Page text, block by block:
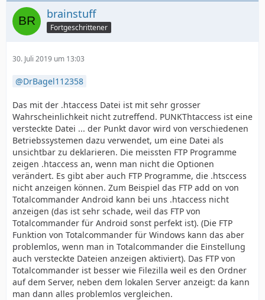
brainstuff
Fortgeschrittener
30. Juli 2019 um 13:03
DrBagel112358
Das mit der .htaccess Datei ist mit sehr grosser
Wahrscheinlichkeit nicht zutreffend. PUNKThtaccess ist eine
versteckte Datei ... der Punkt davor wird von verschiedenen
Betriebssystemen dazu verwendet, um eine Datei als
unsichtbar zu deklarieren. Die meissten FTP Programme
zeigen .htaccess an, wenn man nicht die Optionen
verändert. Es gibt aber auch FTP Programme, die .htsccess
nicht anzeigen können. Zum Beispiel das FTP add on von
Totalcommander Android kann bei uns .htaccess nicht
anzeigen (das ist sehr schade, weil das FTP von
Totalcommander für Android sonst perfekt ist). (Die FTP
Funktion von Totalcommander für Windows kann das aber
problemlos, wenn man in Totalcommander die Einstellung
auch versteckte Dateien anzeigen aktiviert). Das FTP von
Totalcommander ist besser wie Filezilla weil es den Ordner
auf dem Server, neben dem lokalen Server anzeigt: da kann
man dann alles problemlos vergleichen.